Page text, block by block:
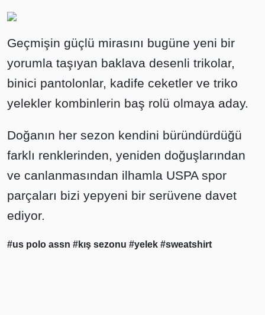
Geçmişin güçlü mirasını bugüne yeni bir
yorumla taşıyan baklava desenli trikolar,
binici pantolonlar, kadife ceketler ve triko
yelekler kombinlerin baş rolü olmaya aday.
Doğanın her sezon kendini büründürdüğü
farklı renklerinden, yeniden doğuşlarından
ve canlanmasından ilhamla USPA spor
parçaları bizi yepyeni bir serüvene davet
ediyor.
#us polo assn #kış sezonu #yelek #sweatshirt